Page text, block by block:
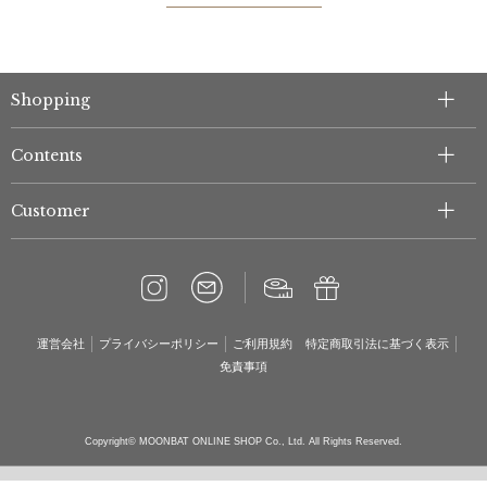
Shopping
Contents
Customer
運営会社 プライバシーポリシー ご利用規約
特定商取引法に基づく表示
免責事項
Copyright© MOONBAT ONLINE SHOP Co., Ltd. All Rights Reserved.